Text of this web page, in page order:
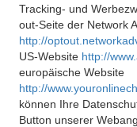
Tracking- und
out-Seite der Network
http://
US-Website http://
europäische Website
http://
können Ihre
Button unserer